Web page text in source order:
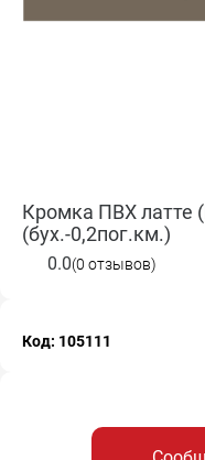
Кромка ПВХ латте
(бух.-0,2пог.км.)
0.0(0 отзывов)
Код: 105111